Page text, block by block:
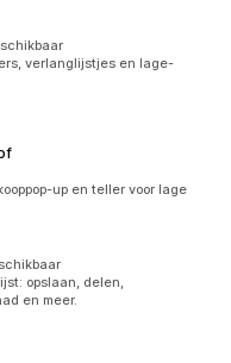
verlanglijstjes en lage-
up en teller voor lage
opslaan, delen,
en meer.